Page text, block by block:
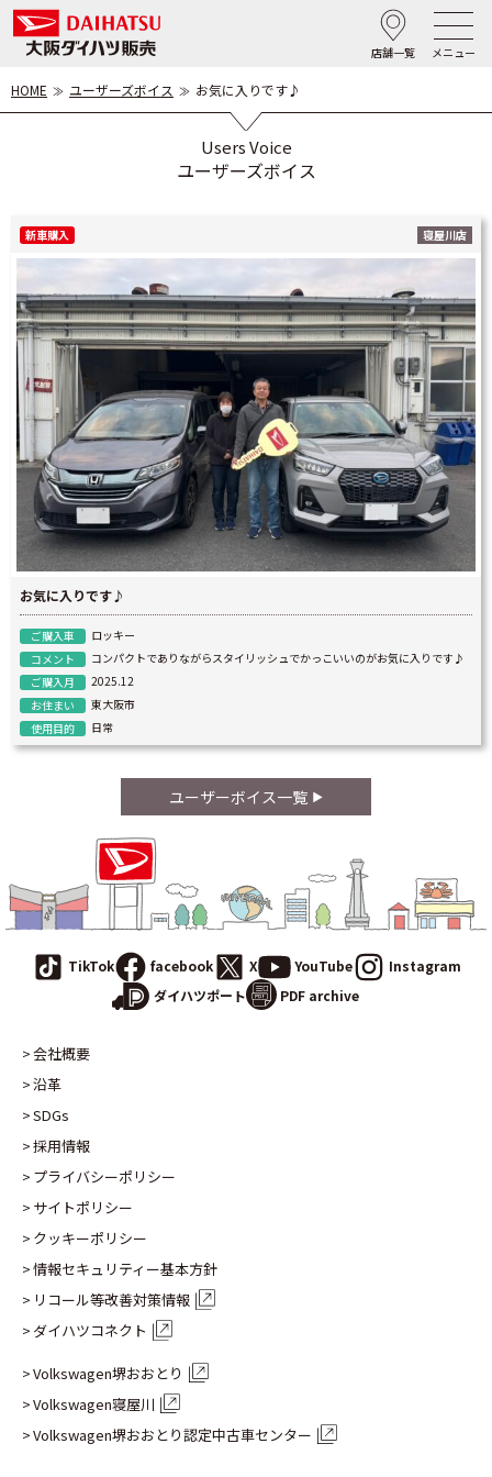
店舗一覧 メニュー
HOME ユーザーズボイス お気に入りです♪
Users Voice
ユーザーズボイス
新車購入 寝屋川店
お気に入りです♪
ご購入車
ロッキー
コメント
コンパクトでありながらスタイリッシュでかっこいいのがお気に入りです♪
ご購入月
2025.12
お住まい
東大阪市
使用目的
日常
ユーザーボイス一覧
TikTok facebook X YouTube
Instagram
ダイハツポート
PDF archive
会社概要
沿革
SDGs
採用情報
プライバシーポリシー
サイトポリシー
クッキーポリシー
情報セキュリティー基本方針
リコール等改善対策情報
ダイハツコネクト
Volkswagen堺おおとり
Volkswagen寝屋川
Volkswagen堺おおとり認定中古車センター